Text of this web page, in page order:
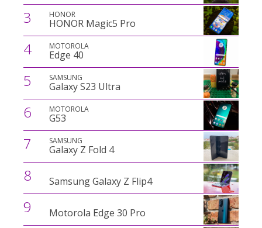
3 HONOR
HONOR Magic5 Pro
4 MOTOROLA
Edge 40
5 SAMSUNG
Galaxy S23 Ultra
6 MOTOROLA
G53
7 SAMSUNG
Galaxy Z Fold 4
8 Samsung Galaxy Z Flip4
9 Motorola Edge 30 Pro